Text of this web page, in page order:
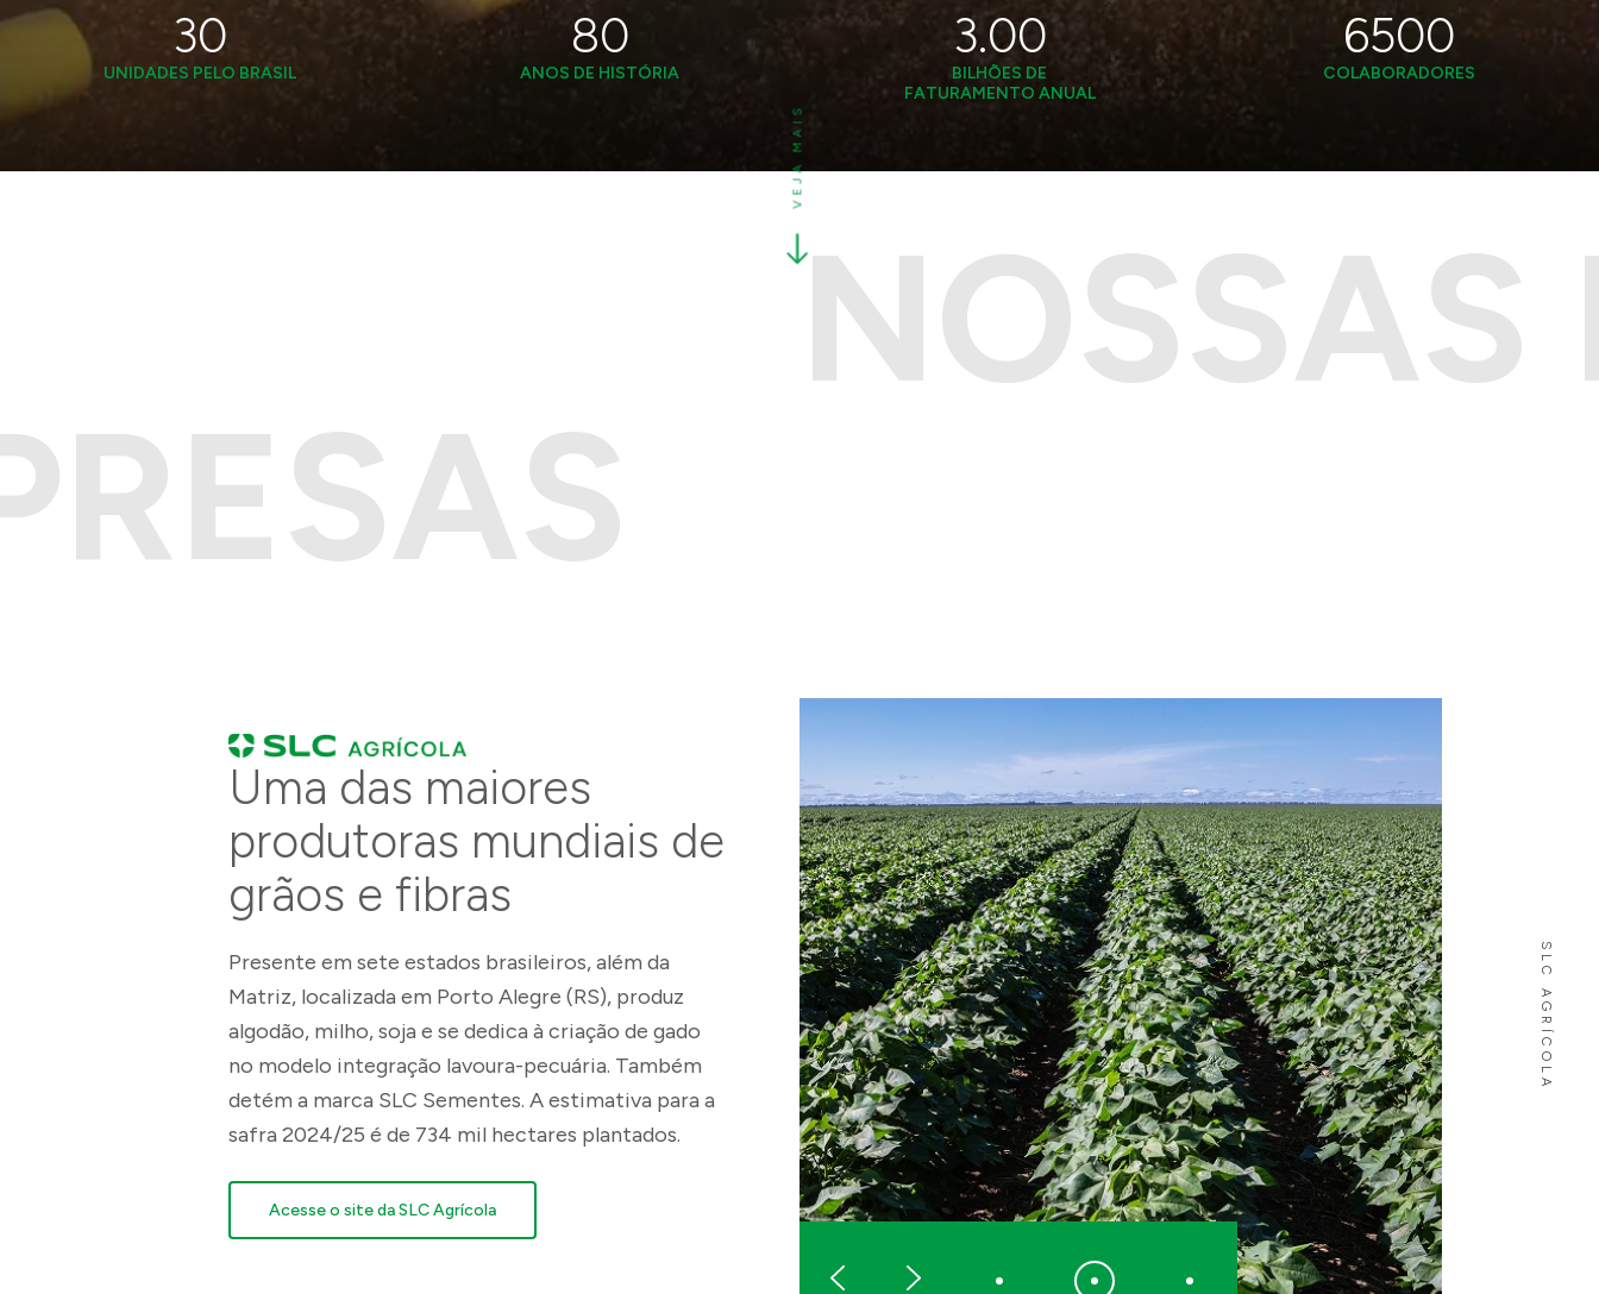
Sobre a Instituição
CNPJ
Cidade - Estado
Endereço
Sobre o Projeto
Nome do Projeto Objetivo geral
Público-Alvo Número projetado de pessoas impactadas
Locais de abrangência ODS co-relacionados
Resumo do projeto
48
UNIDADES PELO BRASIL
80
ANOS DE HISTÓRIA
4.89
BILHÕES DE
FATURAMENTO ANUAL
6500
COLABORADORES
VEJA MAIS
NOSSAS
Uma das maiores
produtoras mundiais de
grãos e fibras
Presente em sete estados brasileiros, além da
Matriz, localizada em Porto Alegre (RS), produz
algodão, milho, soja e se dedica à criação de gado
no modelo integração lavoura-pecuária. Também
detém a marca SLC Sementes. A estimativa para a
safra 2024/25 é de 734 mil hectares plantados.
Acesse o site da SLC Agrícola
SLC AGRÍCOLA